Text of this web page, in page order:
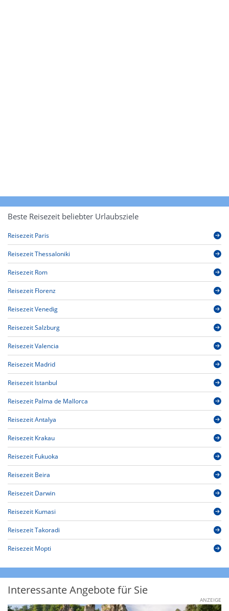
Beste Reisezeit beliebter Urlaubsziele
Reisezeit Paris
Reisezeit Thessaloniki
Reisezeit Rom
Reisezeit Florenz
Reisezeit Venedig
Reisezeit Salzburg
Reisezeit Valencia
Reisezeit Madrid
Reisezeit Istanbul
Reisezeit Palma de Mallorca
Reisezeit Antalya
Reisezeit Krakau
Reisezeit Fukuoka
Reisezeit Beira
Reisezeit Darwin
Reisezeit Kumasi
Reisezeit Takoradi
Reisezeit Mopti
Interessante Angebote für Sie
ANZEIGE